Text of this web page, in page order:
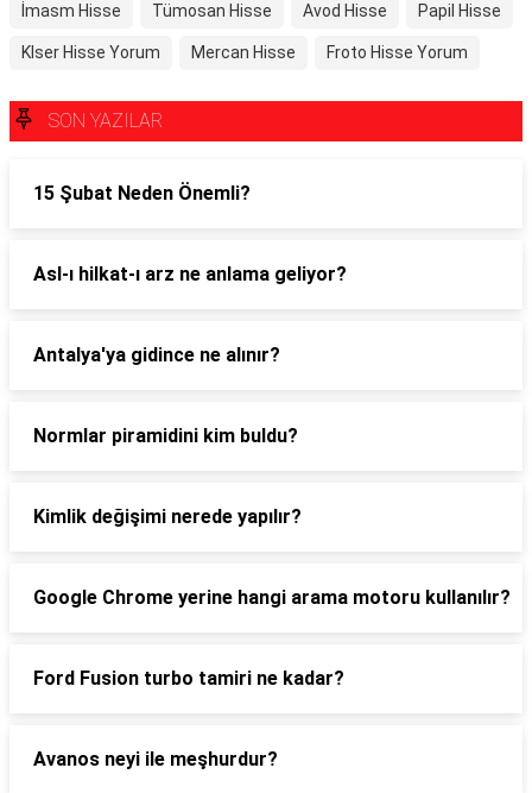
İmasm Hisse Tümosan Hisse Avod Hisse Papil Hisse
Klser Hisse Yorum Mercan Hisse Froto Hisse Yorum
SON YAZILAR
15 Şubat Neden Önemli?
Asl-ı hilkat-ı arz ne anlama geliyor?
Antalya'ya gidince ne alınır?
Normlar piramidini kim buldu?
Kimlik değişimi nerede yapılır?
Google Chrome yerine hangi arama motoru kullanılır?
Ford Fusion turbo tamiri ne kadar?
Avanos neyi ile meşhurdur?